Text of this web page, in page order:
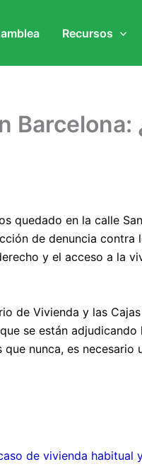
Recursos
Barcelona:
quedado en la calle
de denuncia contra
y el acceso a la
de Vivienda y las
se están adjudicando
que nunca, es necesario
de vivienda habitual